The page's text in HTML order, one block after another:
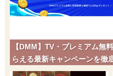
【DMM】TV・プレミアム無
らえる最新キャンペーンを徹
チ】